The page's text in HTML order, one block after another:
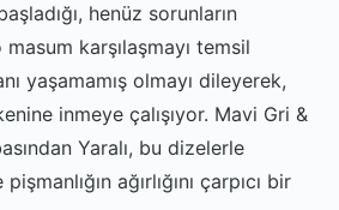
henüz sorunların
karşılaşmayı temsil
yaşamamış olmayı dileyerek,
inmeye çalışıyor. Mavi Gri &
Yaralı, bu dizelerle
ağırlığını çarpıcı bir